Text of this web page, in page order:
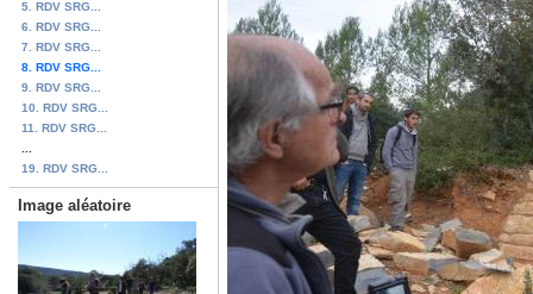
5. RDV SRG...
6. RDV SRG...
7. RDV SRG...
8. RDV SRG...
9. RDV SRG...
10. RDV SRG...
11. RDV SRG...
19. RDV SRG...
Image aléatoire